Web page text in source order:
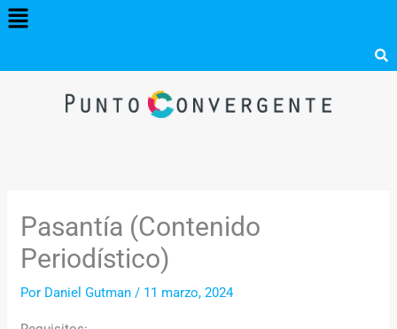
Menú
Pasantía (Contenido
Periodístico)
Por Daniel Gutman/ 11 marzo, 2024